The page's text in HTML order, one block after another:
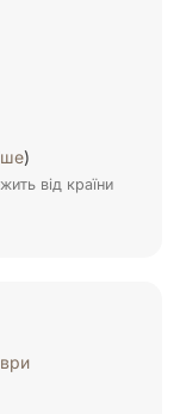
)
від країни